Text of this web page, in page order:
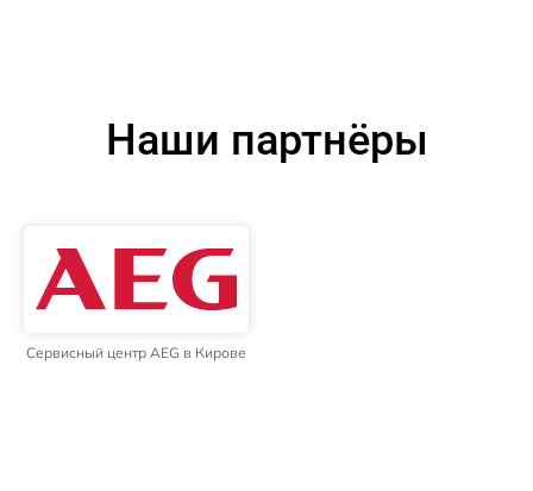
Наши партнёры
Сервисный центр AEG в Кирове